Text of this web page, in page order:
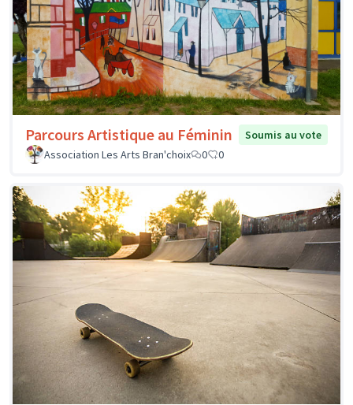
Parcours Artistique au Féminin
Soumis au vote
Association Les Arts Bran'choix
0 0